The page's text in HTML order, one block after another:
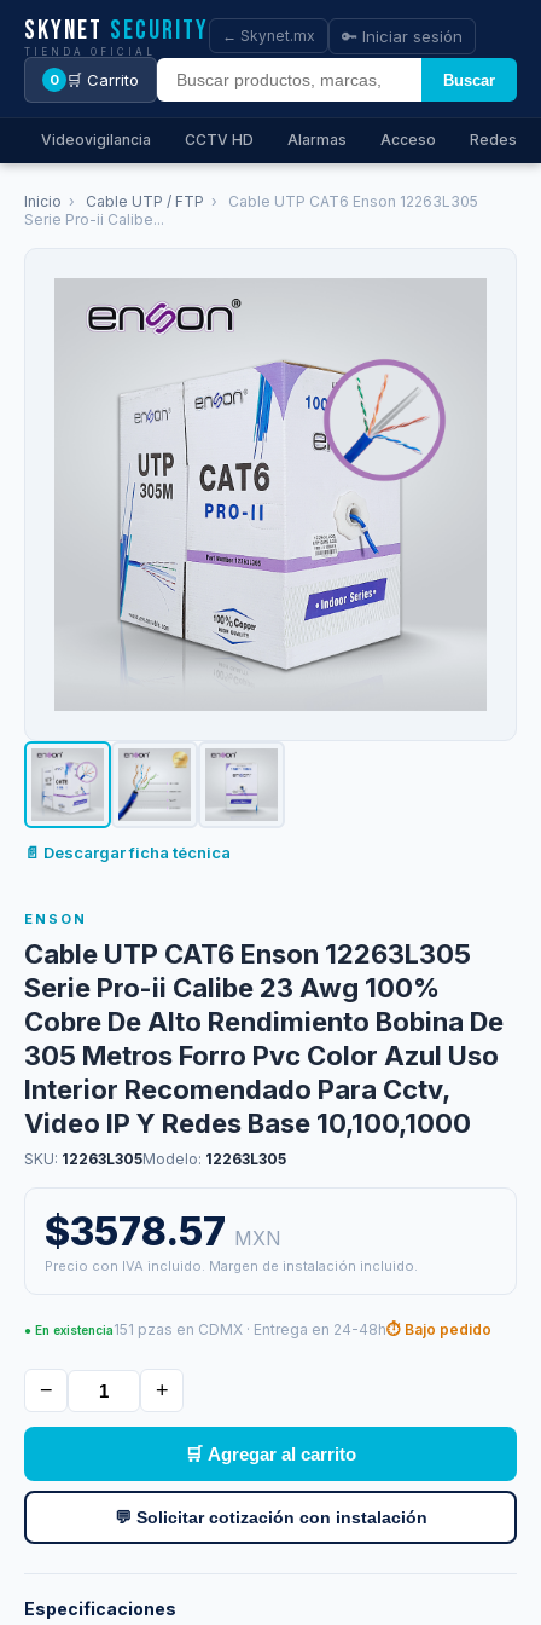
Skynet Security
TIENDA OFICIAL
Buscar
← Skynet.mx 🔑 Iniciar sesión
0 🛒 Carrito
Videovigilancia CCTV HD Alarmas Acceso Redes
Inicio › Cable UTP / FTP ›
Cable UTP CAT6 Enson 12263L305
Serie Pro-ii Calibe...
📄 Descargar ficha técnica
ENSON
Cable UTP CAT6 Enson 12263L305
Serie Pro-ii Calibe 23 Awg 100%
Cobre De Alto Rendimiento Bobina De
305 Metros Forro Pvc Color Azul Uso
Interior Recomendado Para Cctv,
Video IP Y Redes Base 10,100,1000
SKU: 12263L305Modelo: 12263L305
$3578.57 MXN
Precio con IVA incluido. Margen de instalación incluido.
● En existencia151 pzas en CDMX · Entrega en 24-48h⏱ Bajo pedido
− +
🛒 Agregar al carrito
💬 Solicitar cotización con instalación
Especificaciones